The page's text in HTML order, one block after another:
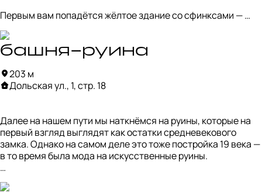
торжественно открыли для посетителей.
Первым вам попадётся жёлтое здание со сфинксами —
павильон «Миловида». Он был построен в 19 веке и
сдавался под торговлю чаем и самоварами. Забавный
факт: до 1856 года пить чай в Царицыне было запрещено 😐
Свое назначение павильон сохраняет и сегодня — сейчас
здесь работает кофейня. Можно взять согревающий
башня-руина
203 м
Дольская ул., 1, стр. 18
Далее на нашем пути мы наткнёмся на руины, которые на
первый взгляд выглядят как остатки средневекового
замка. Однако на самом деле это тоже постройка 19 века —
в то время была мода на искусственные руины.
Сооружение служило своеобразной смотровой площадкой: